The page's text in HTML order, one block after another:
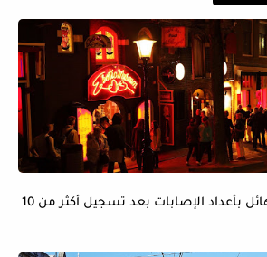
هولندا تسجل ارتفاع هائل بأعداد الإصابات بعد تسجيل أكثر من 10